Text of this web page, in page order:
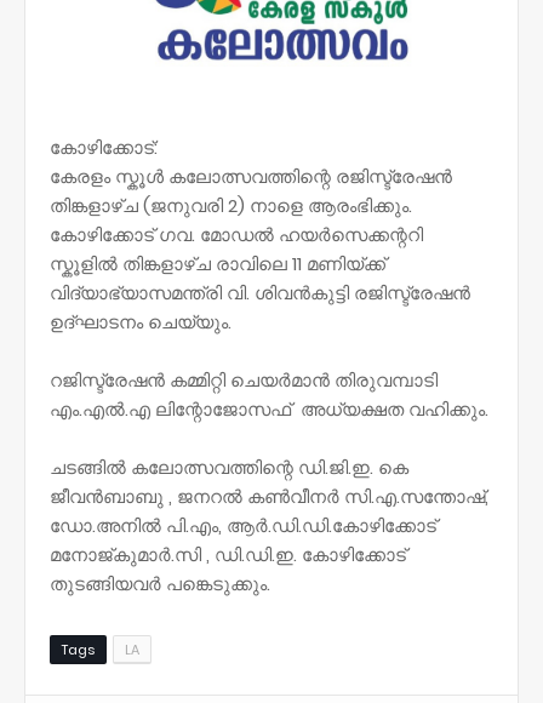
കോഴിക്കോട്:
കേരളം സ്കൂൾ കലോത്സവത്തിന്റെ രജിസ്ട്രേഷൻ
തിങ്കളാഴ്ച (ജനുവരി 2) നാളെ ആരംഭിക്കും.
കോഴിക്കോട്‌ ഗവ. മോഡൽ ഹയർസെക്കന്ററി
സ്കൂളിൽ തിങ്കളാഴ്ച രാവിലെ 11 മണിയ്ക്ക്
വിദ്യാഭ്യാസമന്ത്രി വി. ശിവൻകുട്ടി രജിസ്ട്രേഷൻ
ഉദ്ഘാടനം ചെയ്യും.
റജിസ്ട്രേഷൻ കമ്മിറ്റി ചെയർമാൻ തിരുവമ്പാടി
എം.എൽ.എ ലിന്റോജോസഫ് അധ്യക്ഷത വഹിക്കും.
ചടങ്ങിൽ കലോത്സവത്തിന്റെ ഡി.ജി.ഇ. കെ
ജീവൻബാബു , ജനറൽ കൺവീനർ സി.എ.സന്തോഷ്,
ഡോ.അനിൽ പി.എം, ആർ.ഡി.ഡി.കോഴിക്കോട്
മനോജ്കുമാർ.സി , ഡി.ഡി.ഇ. കോഴിക്കോട്
തുടങ്ങിയവർ പങ്കെടുക്കും.
Tags LA